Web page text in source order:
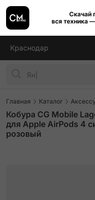
Скачай
вся техника
Краснодар
Главная Каталог
Кобура CG Mobile
для Apple AirPods 4
розовый